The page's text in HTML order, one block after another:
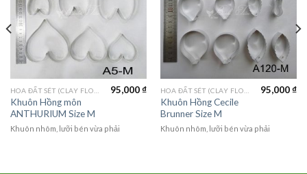
Khuôn Hồng môn
ANTHURIUM Size M
95,000₫
Khuôn nhôm, lưỡi bén vừa phải
Khuôn Hồng Cecile
Brunner Size M
95,000₫
Khuôn nhôm, lưỡi bén vừa phải